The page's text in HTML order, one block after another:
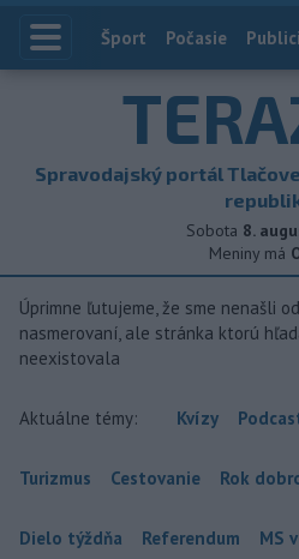
Index
Šport Počasie
Spravodajský portál
Sobota 8.
Meniny má
Úprimne ľutujeme, že sme nenašli
nasmerovaní, ale stránka ktorú
neexistovala
Aktuálne témy: Kvízy
Turizmus Cestovanie Rok
Dielo týždňa Referendum MS